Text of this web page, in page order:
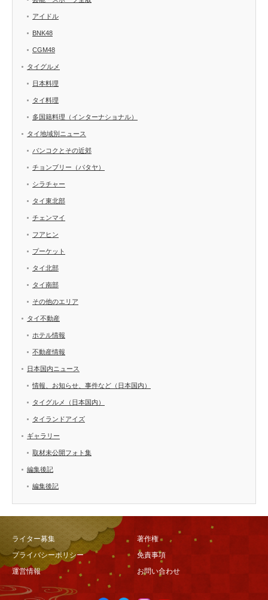
アイドル
BNK48
CGM48
タイグルメ
日本料理
タイ料理
多国籍料理（インターナショナル）
タイ地域別ニュース
バンコクとその近郊
チョンブリー（パタヤ）
シラチャー
タイ東北部
チェンマイ
フアヒン
プーケット
タイ北部
タイ南部
その他のエリア
タイ不動産
ホテル情報
不動産情報
日本国内ニュース
情報、お知らせ、事件など（日本国内）
タイグルメ（日本国内）
タイランドアイズ
ギャラリー
取材未公開フォト集
編集後記
編集後記
ライター募集
著作権
プライバシーポリシー
免責事項
運営情報
お問い合わせ